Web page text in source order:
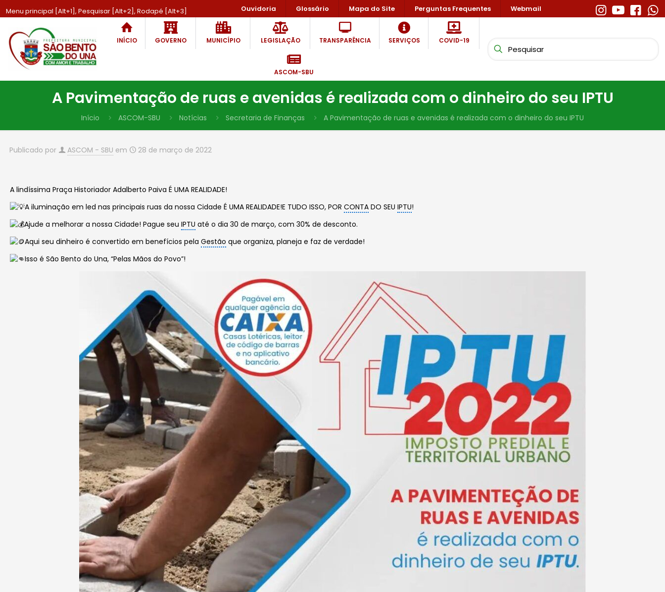
Menu principal [Alt+1], Pesquisar [Alt+2], Rodapé [Alt+3] Ouvidoria Glossário Mapa do Site Perguntas Frequentes Webmail
INÍCIO GOVERNO MUNICÍPIO LEGISLAÇÃO TRANSPARÊNCIA SERVIÇOS COVID-19
ASCOM-SBU
A Pavimentação de ruas e avenidas é realizada com o dinheiro do seu IPTU
Início ASCOM-SBU Notícias Secretaria de Finanças A Pavimentação de ruas e avenidas é realizada com o dinheiro do seu IPTU
Publicado por ASCOM - SBU em 28 de março de 2022
A lindíssima Praça Historiador Adalberto Paiva É UMA REALIDADE!
A iluminação em led nas principais ruas da nossa Cidade É UMA REALIDADE!E TUDO ISSO, PORCONTA DO SEUIPTU!
Ajude a melhorar a nossa Cidade! Pague seuIPTU até o dia 30 de março, com 30% de desconto.
Aqui seu dinheiro é convertido em benefícios pelaGestão que organiza, planeja e faz de verdade!
Isso é São Bento do Una, “Pelas Mãos do Povo”!